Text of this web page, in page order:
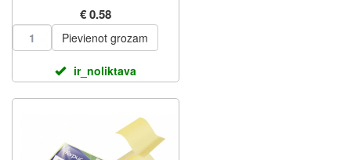
€ 0.58
Pievienot grozam
ir_noliktava